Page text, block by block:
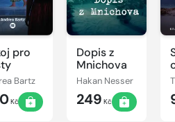
pro
Bartz
Kč
Dopis z
Mnichova
Hakan Nesser
249 Kč